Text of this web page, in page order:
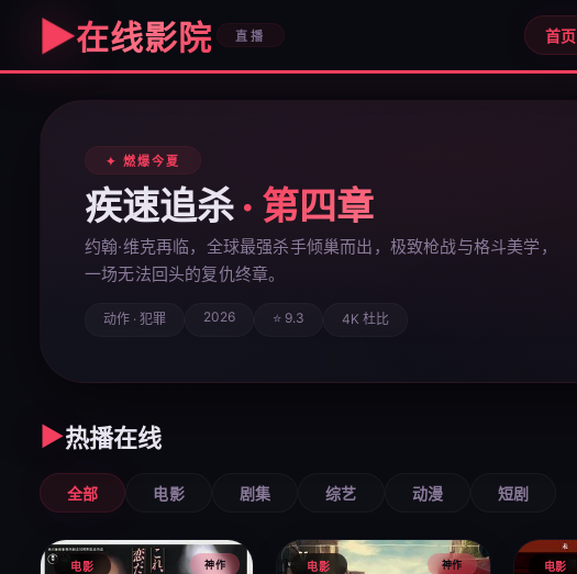
▶在线影院 直播 首页
✦ 燃爆今夏
疾速追杀 · 第四章
约翰·维克再临，全球最强杀手倾巢而出，极致枪战与格斗美学，
一场无法回头的复仇终章。
动作 · 犯罪 2026 ⭐ 9.3 4K 杜比
▶热播在线
全部 电影 剧集 综艺 动漫 短剧
电影 神作 电影 神作 电影